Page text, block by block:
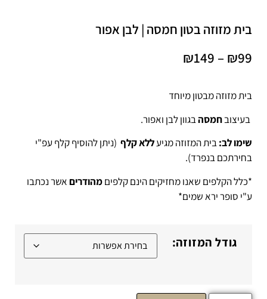
בית מזוזה בטון חמסה | לבן אפור
₪99
–
₪149
בית מזוזה מבטון מיוחד
בעיצובחמסהבגוון לבן ואפור.
שימו לב:בית המזוזה מגיעללא קלף (ניתן להוסיף קלף עפ"י
בחירתכם בנפרד).
*כלל הקלפים שאנו מחזיקים הינם קלפיםמהודריםאשר נכתבו
ע"י סופר ירא שמים*
גודל המזוזה: